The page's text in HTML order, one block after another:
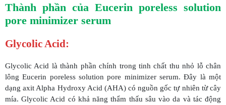
Thành phần của Eucerin poreless solution
pore minimizer serum
Glycolic Acid:
Glycolic Acid là thành phần chính trong tinh chất thu nhỏ lỗ chân
lông Eucerin poreless solution pore minimizer serum. Đây là một
dạng axit Alpha Hydroxy Acid (AHA) có nguồn gốc tự nhiên từ cây
mía. Glycolic Acid có khả năng thẩm thấu sâu vào da và tác động